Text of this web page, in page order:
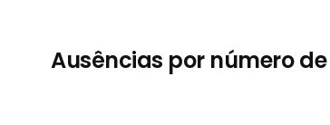
Ausências por número